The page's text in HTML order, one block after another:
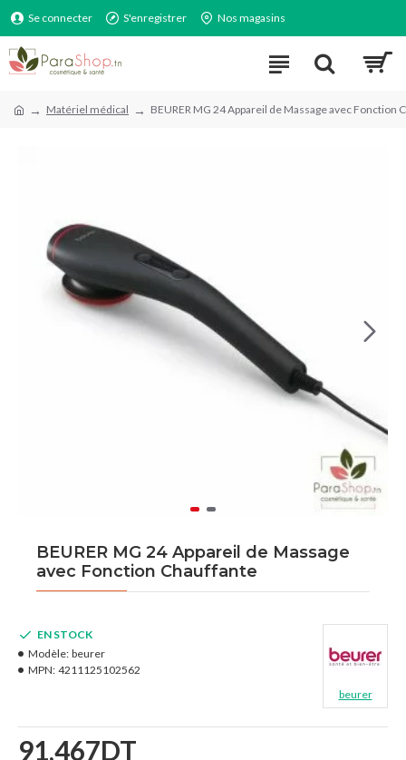
Se connecter S'enregistrer Nos magasins
Matériel médical BEURER MG 24 Appareil de Massage avec Fonction
BEURER MG 24 Appareil de Massage
avec Fonction Chauffante
91,467DT
EN STOCK
Modèle: beurer
MPN: 4211125102562
beurer